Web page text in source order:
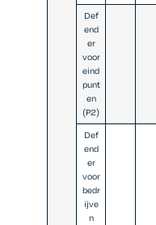
Def
end
er
voor
eind
punt
en
(P2)
Def
end
er
voor
bedr
ijve
n